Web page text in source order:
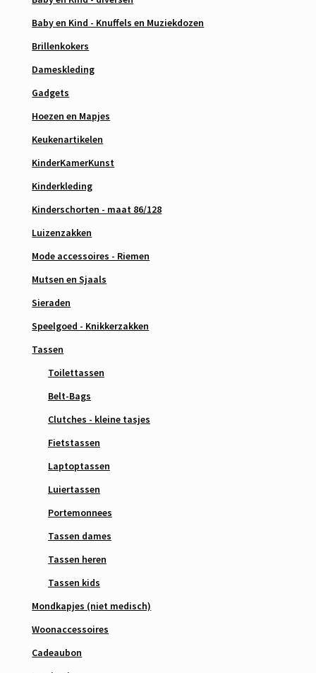
Baby en Kind - Knuffels en Muziekdozen
Brillenkokers
Dameskleding
Gadgets
Hoezen en Mapjes
Keukenartikelen
KinderKamerKunst
Kinderkleding
Kinderschorten - maat 86/128
Luizenzakken
Mode accessoires - Riemen
Mutsen en Sjaals
Sieraden
Speelgoed - Knikkerzakken
Tassen
Toilettassen
Belt-Bags
Clutches - kleine tasjes
Fietstassen
Laptoptassen
Luiertassen
Portemonnees
Tassen dames
Tassen heren
Tassen kids
Mondkapjes (niet medisch)
Woonaccessoires
Cadeaubon